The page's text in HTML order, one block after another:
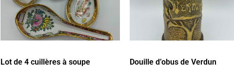
Lot de 4 cuillères à soupe Douille d’obus de Verdun